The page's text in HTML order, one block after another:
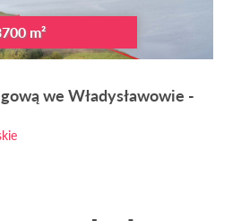
m²
we Władysławowie -